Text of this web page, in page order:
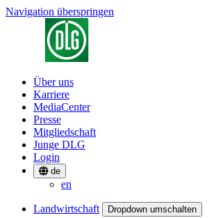
Navigation überspringen
Über uns
Karriere
MediaCenter
Presse
Mitgliedschaft
Junge DLG
Login
de
en
Landwirtschaft Dropdown umschalten